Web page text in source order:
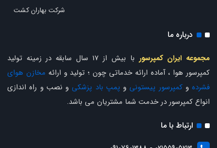
شرکت بهاران کشت
درباره ما
مجموعه ایران کمپرسور
با بیش از 17 سال سابقه در زمینه تولید
کمپرسور هوا ، آماده ارائه خدماتی چون ؛ تولید و ارائه مخازن هوای
فشرده وکمپرسور پیستونی و پمپ باد پزشکی و نصب و راه اندازی
انواع کمپرسور در خدمت شما مشتریان می باشد.
ارتباط با ما